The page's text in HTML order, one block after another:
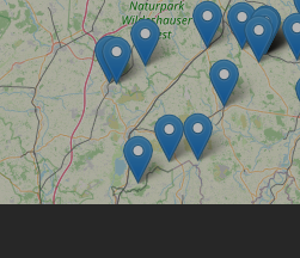
Angemeldet bleiben
ANMELDEN
Registrieren
Benutzername vergessen
Passwort vergessen